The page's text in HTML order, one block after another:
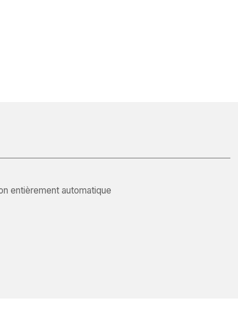
entièrement automatique